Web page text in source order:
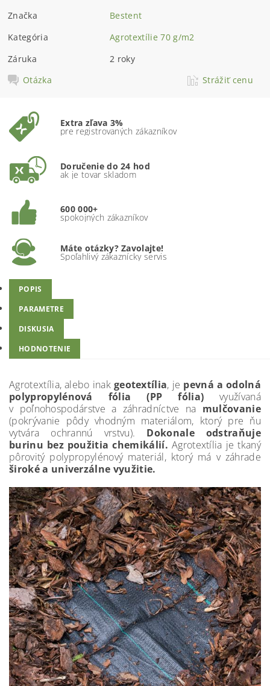
Značka
Bestent
Kategória
Agrotextílie 70 g/m2
Záruka
2 roky
Otázka
Strážiť cenu
Extra zľava 3%
pre registrovaných zákazníkov
Doručenie do 24 hod
ak je tovar skladom
600 000+
spokojných zákazníkov
Máte otázky? Zavolajte!
Spoľahlivý zákaznícky servis
POPIS
PARAMETRE
DISKUSIA
HODNOTENIE
Agrotextília, alebo inak geotextília, je pevná a odolná
polypropylénová fólia (PP fólia) využívaná
v poľnohospodárstve a záhradníctve na mulčovanie
(pokrývanie pôdy vhodným materiálom, ktorý pre ňu
vytvára ochrannú vrstvu). Dokonale odstraňuje
burinu bez použitia chemikálií. Agrotextília je tkaný
pôrovitý polypropylénový materiál, ktorý má v záhrade
široké a univerzálne využitie.